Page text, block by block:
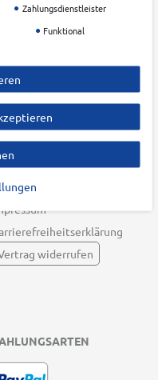
& Versand
&
widerrufen
Zahlungsdienstleister
Funktional